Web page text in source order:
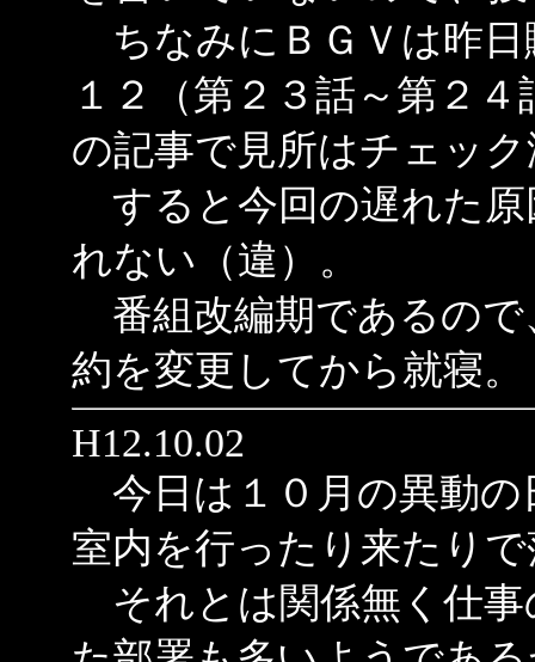
ちなみにＢＧＶは昨日
１２（第２３話～第２
の記事で見所はチェッ
すると今回の遅れた原
れない（違）。
番組改編期であるので
約を変更してから就寝。
H12.10.02
今日は１０月の異動の
室内を行ったり来たり
それとは関係無く仕事